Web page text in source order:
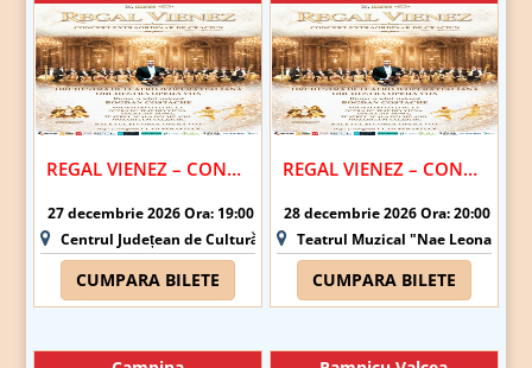
REGAL VIENEZ – CONCERT EXTRAORDINAR DE CRACIUN | CALARASI
27 decembrie 2026 Ora: 19:00
Centrul Județean de Cultură și Creație Călărași - Sala "Barbu
CUMPARA BILETE
REGAL VIENEZ – CONCERT EXTRAORDINAR DE CRACIUN | GALATI
28 decembrie 2026 Ora: 20:00
Teatrul Muzical "Nae Leonard"
CUMPARA BILETE